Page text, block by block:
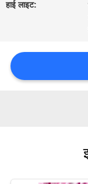
करें
हाई लाइट: